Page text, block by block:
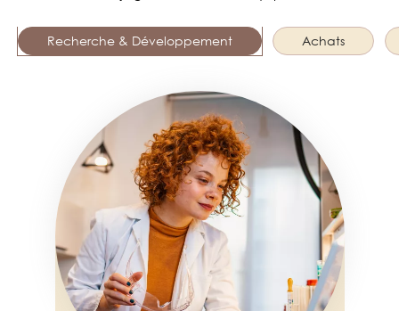
Recherche & Développement Achats